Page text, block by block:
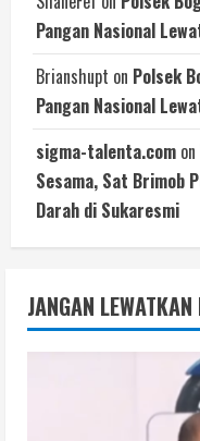
Pangan Nasional
Brianshupt on Polsek
Pangan Nasional
sigma-talenta.com on
Sesama, Sat Brimob
Darah di Sukaresmi
JANGAN